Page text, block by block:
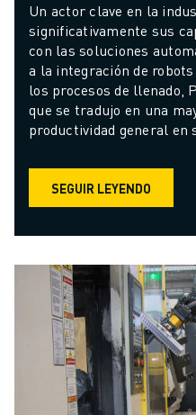
Un actor clave en la
significativamente sus
con las soluciones
a la integración de
los procesos de llenado,
que se tradujo en una
productividad general en
SEGUIR LEYENDO